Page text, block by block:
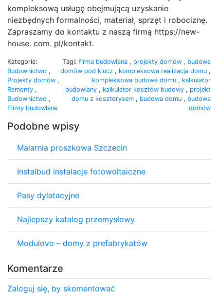
kompleksową usługę obejmującą uzyskanie
niezbędnych formalności, materiał, sprzęt i robociznę.
Zapraszamy do kontaktu z naszą firmą https://new-
house. com. pl/kontakt.
Kategorie:
Budownictwo ,
Projekty domów ,
Remonty ,
Budownictwo ,
Firmy budowlane
Tagi: firma budowlana , projekty domów , budowa
domów pod klucz , kompleksowa realizacja domu ,
kompleksowa budowa domu , kalkulator
budowlany , kalkulator kosztów budowy , projekt
domu z kosztorysem , budowa domu , budowa
domów
Podobne wpisy
Malarnia proszkowa Szczecin
Instalbud instalacje fotowoltaiczne
Pasy dylatacyjne
Najlepszy katalog przemysłowy
Modulovo – domy z prefabrykatów
Komentarze
Zaloguj się, by skomentować